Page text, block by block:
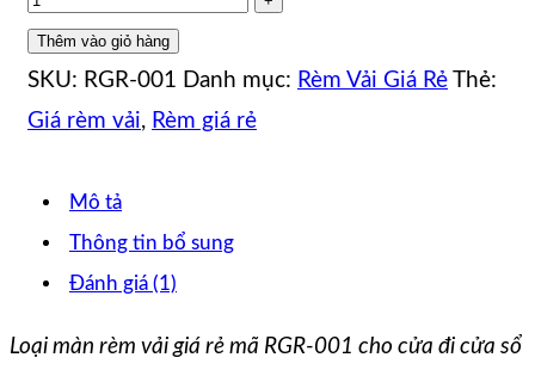
Thêm vào giỏ hàng
SKU: RGR-001 Danh mục: Rèm Vải Giá Rẻ Thẻ:
Giá rèm vải, Rèm giá rẻ
Mô tả
Thông tin bổ sung
Đánh giá (1)
Loại màn rèm vải giá rẻ mã RGR-001 cho cửa đi cửa sổ